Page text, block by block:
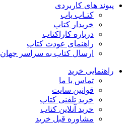
پیوند های کاربردی
کتـاب یاب
خریدار کتاب
درباره کاراکتاب
راهنمای عودت کتاب
ارسال کتاب به سراسر جهان
راهنمایی خرید
تماس با ما
قوانین سایت
خرید تلفنی کتاب
خرید آنلاین کتاب
مشاوره قبل خرید